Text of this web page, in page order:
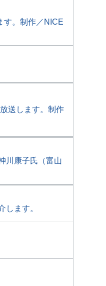
す。制作／NICE
送します。制作
川康子氏（富山
します。